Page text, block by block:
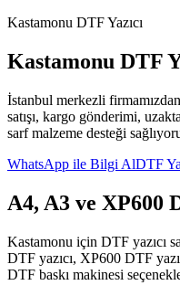
Kastamonu DTF Yazıcı
Kastamonu DTF
İstanbul merkezli
satışı, kargo gönderimi,
sarf malzeme desteği
WhatsApp ile Bilgi AlDTF
A4, A3 ve XP600
Kastamonu için DTF yazıcı
DTF yazıcı, XP600 DTF
DTF baskı makinesi